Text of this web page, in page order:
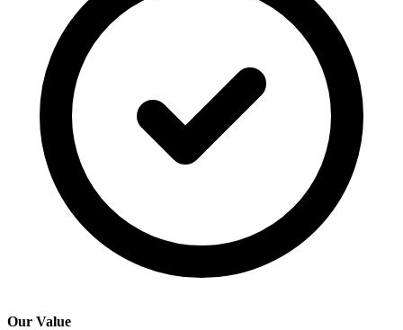
Our Value